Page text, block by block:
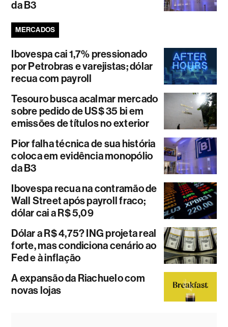
da B3
MERCADOS
Ibovespa cai 1,7% pressionado
por Petrobras e varejistas; dólar
recua com payroll
Tesouro busca acalmar mercado
sobre pedido de US$ 35 bi em
emissões de títulos no exterior
Pior falha técnica de sua história
coloca em evidência monopólio
da B3
Ibovespa recua na contramão de
Wall Street após payroll fraco;
dólar cai a R$ 5,09
Dólar a R$ 4,75? ING projeta real
forte, mas condiciona cenário ao
Fed e à inflação
A expansão da Riachuelo com
novas lojas